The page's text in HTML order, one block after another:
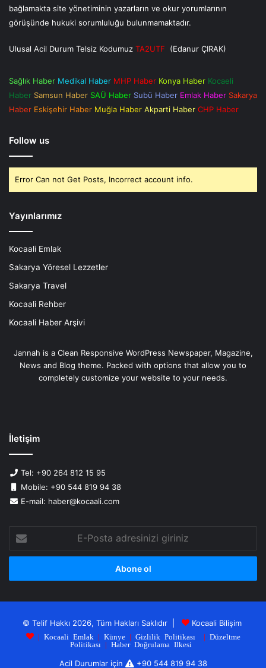
bağlamakta site yönetiminin yazarların ve okur yorumlarının
görüşünde hukuki sorumluluğu bulunmamaktadır.
Ulusal Acil Durum Telsiz Kodumuz TA2UTF (Edanur ÇIRAK)
Sağlık Haber Medikal Haber MHP Haber Konya Haber Kocaeli
Haber Samsun Haber SAÜ Haber Subü Haber Emlak Haber Sakarya
Haber Eskişehir Haber Muğla Haber Akparti Haber CHP Haber
Follow us
Error Can not Get Posts, Incorrect account info.
Yayınlarımız
Kocaali Emlak
Sakarya Yöresel Lezzetler
Sakarya Travel
Kocaali Rehber
Kocaali Haber Arşivi
Jannah is a Clean Responsive WordPress Newspaper, Magazine,
News and Blog theme. Packed with options that allow you to
completely customize your website to your needs.
İletişim
Tel: +90 264 812 15 95
Mobile: +90 544 819 94 38
E-mail: haber@kocaali.com
Posta
adresinizi
© Telif Hakkı 2026, Tüm Hakları Saklıdır | Kocaali Bilişim
| Kocaali Emlak | Künye| Gizlilik Politikası | Düzeltme
Politikası | Haber Doğrulama Ilkesi
Acil Durumlar için +90 544 819 94 38